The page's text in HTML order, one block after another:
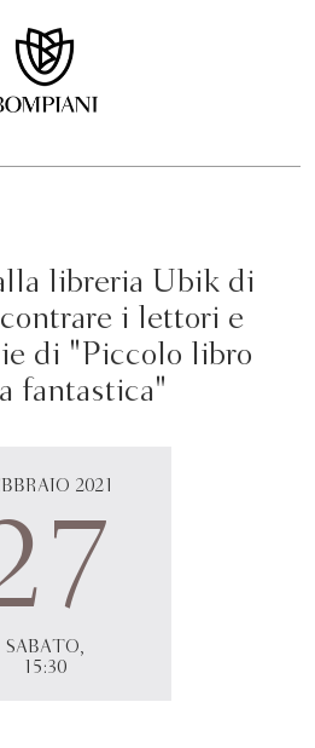
libreria Ubik di
i lettori e
di "Piccolo libro
fantastica"
2021
SABATO,
15:30